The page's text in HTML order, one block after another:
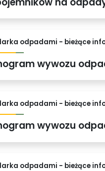
odpadami - bieżące
odpadami - bieżące
odpadami - bieżące